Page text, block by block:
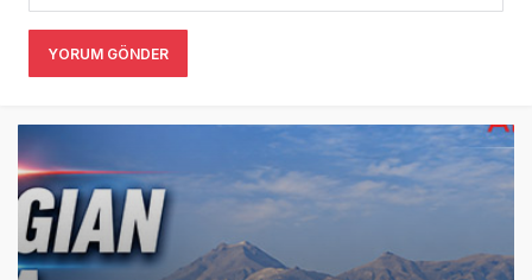
YORUM GÖNDER